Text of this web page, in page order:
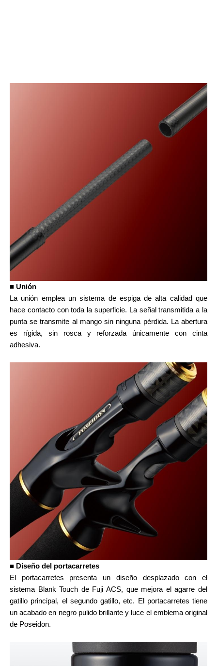
■ Unión
La unión emplea un sistema de espiga de alta calidad que
hace contacto con toda la superficie. La señal transmitida a la
punta se transmite al mango sin ninguna pérdida. La abertura
es rígida, sin rosca y reforzada únicamente con cinta
adhesiva.
■ Diseño del portacarretes
El portacarretes presenta un diseño desplazado con el
sistema Blank Touch de Fuji ACS, que mejora el agarre del
gatillo principal, el segundo gatillo, etc. El portacarretes tiene
un acabado en negro pulido brillante y luce el emblema original
de Poseidon.